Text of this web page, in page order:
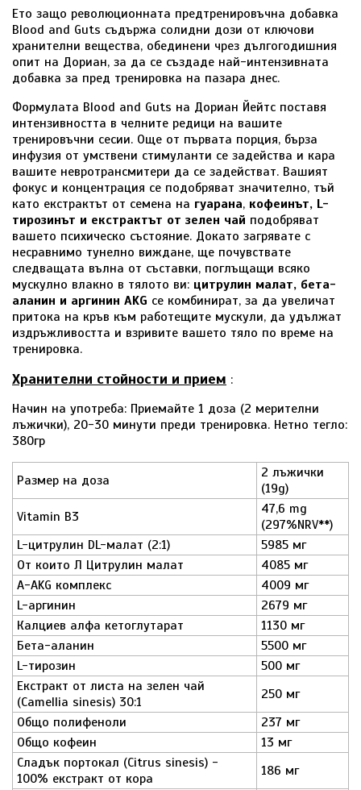
Ето защо революционната предтренировъчна добавка
Blood and Guts съдържа солидни дози от ключови
хранителни вещества, обединени чрез дългогодишния
опит на Дориан, за да се създаде най-интензивната
добавка за пред тренировка на пазара днес.
Формулата Blood and Guts на Дориан Йейтс поставя
интензивността в челните редици на вашите
тренировъчни сесии. Още от първата порция, бърза
инфузия от умствени стимуланти се задейства и кара
вашите невротрансмитери да се задействат. Вашият
фокус и концентрация се подобряват значително, тъй
като екстрактът от семена на гуарана, кофеинът, L-
тирозинът и екстрактът от зелен чай подобряват
вашето психическо състояние. Докато загрявате с
несравнимо тунелно виждане, ще почувствате
следващата вълна от съставки, поглъщащи всяко
мускулно влакно в тялото ви: цитрулин малат, бета-
аланин и аргинин AKG се комбинират, за да увеличат
притока на кръв към работещите мускули, да удължат
издръжливостта и взривите вашето тяло по време на
тренировка.
Хранителни стойности и прием :
Начин на употреба: Приемайте 1 доза (2 мерителни
лъжички), 20-30 минути преди тренировка. Нетно тегло:
380гр
Размер на доза
2 лъжички
(19g)
Vitamin B3
47,6 mg
(297%NRV**)
L-цитрулин DL-малат (2:1)
5985 мг
От които Л Цитрулин малат
4085 мг
A-AKG комплекс
4009 мг
L-аргинин
2679 мг
Калциев алфа кетоглутарат
1130 мг
Бета-аланин
5500 мг
L-тирозин
500 мг
Екстракт от листа на зелен чай
(Camellia sinesis) 30:1
250 мг
Общо полифеноли
237 мг
Общо кофеин
13 мг
Сладък портокал (Citrus sinesis) -
100% екстракт от кора
186 мг